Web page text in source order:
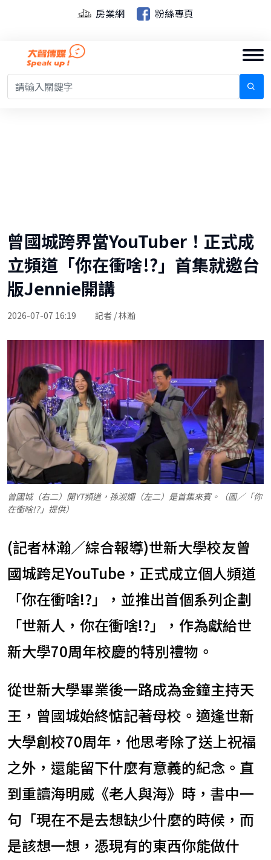
房業網 粉絲專頁
曾國城跨界當YouTuber！正式成
立頻道「你在衝啥!?」首集就邀台
版Jennie開講
2026-07-07 16:19 記者 / 林瀚
曾國城（右二）開YT頻道，孫淑媚（左二）是首集來賓。（圖／「你
在衝啥!?」提供）
(記者林瀚／綜合報導)世新大學校友曾
國城跨足YouTube，正式成立個人頻道
「你在衝啥!?」，並推出首個系列企劃
「世新人，你在衝啥!?」，作為獻給世
新大學70周年校慶的特別禮物。
從世新大學畢業後一路成為金鐘主持天
王，曾國城始終惦記著母校。適逢世新
大學創校70周年，他思考除了送上祝福
之外，還能留下什麼有意義的紀念。直
到重讀海明威《老人與海》時，書中一
句「現在不是去想缺少什麼的時候，而
是該想一想，憑現有的東西你能做什